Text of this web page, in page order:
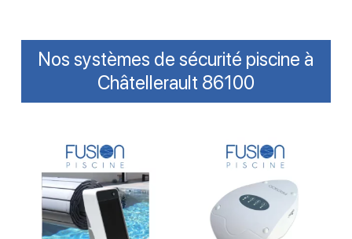
Nos systèmes de sécurité piscine à
Châtellerault 86100